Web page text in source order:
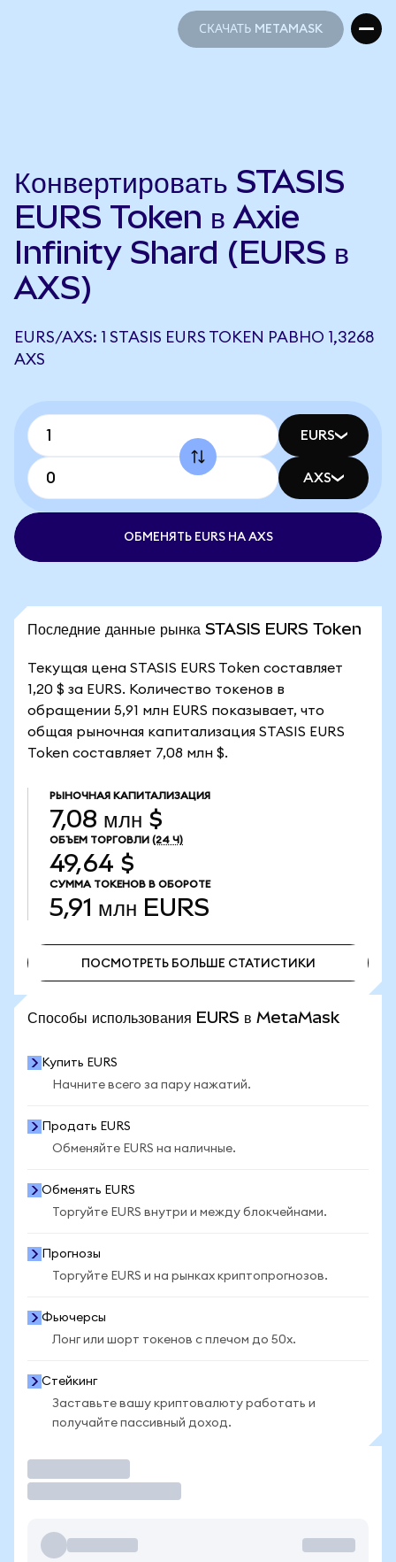
СКАЧАТЬ METAMASK
Конвертировать STASIS
EURS Token в Axie
Infinity Shard (EURS в
AXS)
EURS/AXS: 1 STASIS EURS TOKEN РАВНО 1,3268
AXS
EURS
AXS
ОБМЕНЯТЬ EURS НА AXS
Последние данные рынка STASIS EURS Token
Текущая цена STASIS EURS Token составляет
1,20 $ за EURS. Количество токенов в
обращении 5,91 млн EURS показывает, что
общая рыночная капитализация STASIS EURS
Token составляет 7,08 млн $.
РЫНОЧНАЯ КАПИТАЛИЗАЦИЯ
7,08 млн $
ОБЪЕМ ТОРГОВЛИ (24 Ч)
49,64 $
СУММА ТОКЕНОВ В ОБОРОТЕ
5,91 млн EURS
ПОСМОТРЕТЬ БОЛЬШЕ СТАТИСТИКИ
Способы использования EURS в MetaMask
Купить EURS
Начните всего за пару нажатий.
Продать EURS
Обменяйте EURS на наличные.
Обменять EURS
Торгуйте EURS внутри и между блокчейнами.
Прогнозы
Торгуйте EURS и на рынках криптопрогнозов.
Фьючерсы
Лонг или шорт токенов с плечом до 50x.
Стейкинг
Заставьте вашу криптовалюту работать и
получайте пассивный доход.